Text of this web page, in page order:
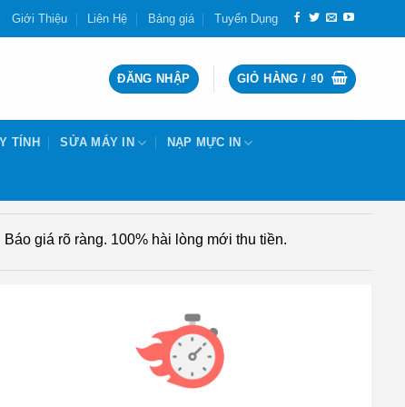
Giới Thiệu Liên Hệ Bảng giá Tuyển Dụng
ĐĂNG NHẬP GIỎ HÀNG / ₫0
TÍNH SỬA MÁY IN NẠP MỰC IN
giá rõ ràng. 100% hài lòng mới thu tiền.